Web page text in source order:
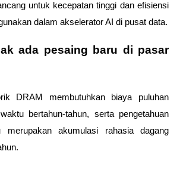
untuk kecepatan tinggi dan efisiensi
dalam akselerator AI di pusat data.
ada pesaing baru di pasar
DRAM membutuhkan biaya puluhan
bertahun-tahun, serta pengetahuan
merupakan akumulasi rahasia dagang